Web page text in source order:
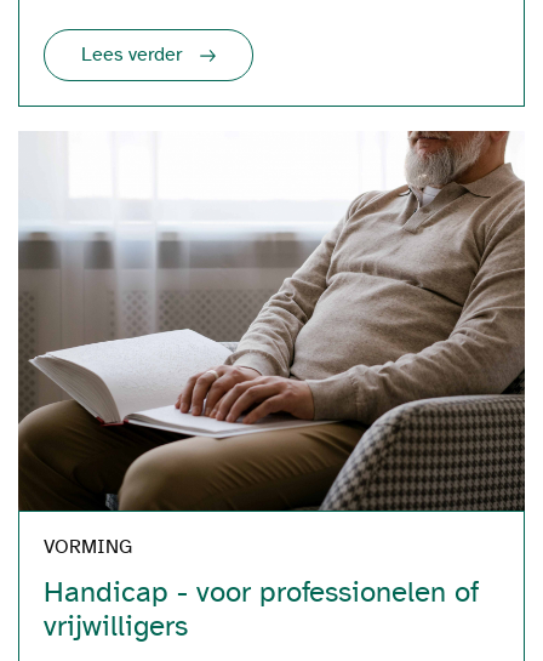
Lees verder
VORMING
Handicap - voor professionelen of
vrijwilligers